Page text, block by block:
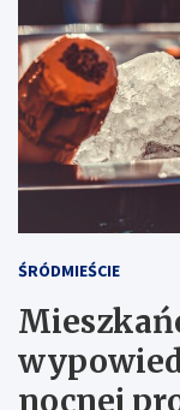
ŚRÓDMIEŚCIE
nocnej